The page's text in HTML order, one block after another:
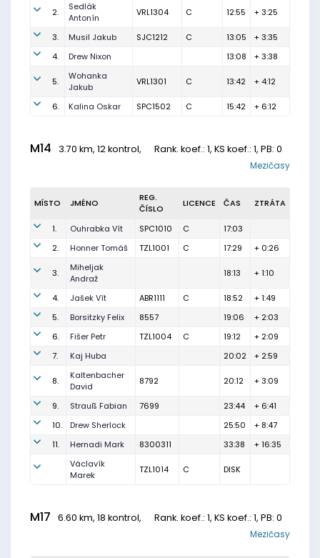
2.
Sedlák
Antonín
VRL1304 C 12:55 + 3:25
3. Musil Jakub SJC1212 C 13:05
+ 3:35
4.
Drew Nixon 13:08 + 3:38
5.
Wohanka
Jakub
VRL1301 C 13:42 + 4:12
6. Kalina Oskar SPC1502 C 15:42 + 6:12
M14 3.70 km, 12 kontrol, Rank. koef.: 1, KS koef.: 1, PB: 0
Mezičasy
MÍSTO JMÉNO
REG.
ČÍSLO
LICENCE ČAS ZTRÁTA
1. Ouhrabka Vít SPC1010 C
17:03
2.
Honner Tomáš TZL1001 C 17:29 + 0:26
3.
Miheljak
Andraž
18:13 + 1:10
4. Jašek Vít ABR1111 C 18:52
+ 1:49
5.
Borsitzky Felix 8557 19:06
+ 2:03
6.
Fišer Petr TZL1004 C 19:12
+ 2:09
7.
Kaj Huba 20:02 + 2:59
8.
Kaltenbacher
David
8792 20:12 + 3:09
9. Strauß Fabian 7699 23:44
+ 6:41
10.
Drew Sherlock 25:50
+ 8:47
11.
Hernadi Mark 8300311 33:38
+ 16:35
Václavík
Marek
TZL1014 C DISK
M17 6.60 km, 18 kontrol, Rank. koef.: 1, KS koef.: 1, PB: 0
Mezičasy